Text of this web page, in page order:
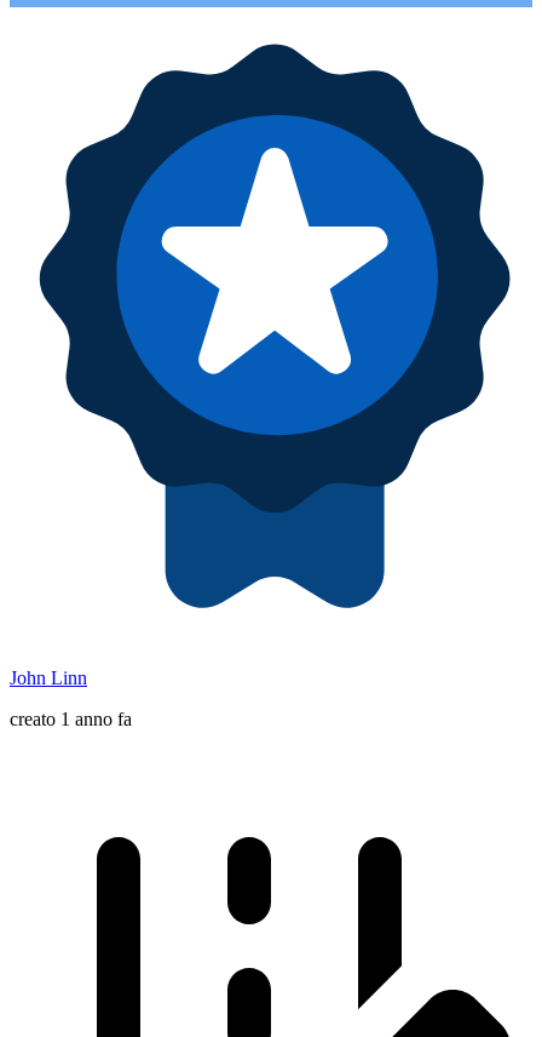
John Linn
creato 1 anno fa